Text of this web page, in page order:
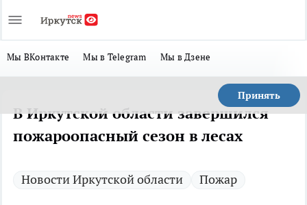
Мы ВКонтакте Мы в Telegram Мы в Дзене
Принять
В Иркутской области завершился
пожароопасный сезон в лесах
Новости Иркутской области Пожар